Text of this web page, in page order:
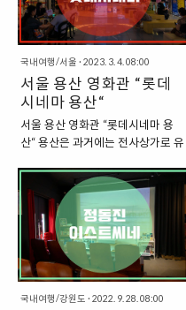
서적 연결에 초점을 맞추고 있으며,
이..
“영화창작공간”을 찾을 수 있기도
한데, 영화창작공간은 감독전, 프로
듀서존, 시나리오 작가존, 프로덕션
오피스 등의 다양한 장소로 나뉜다.
이 중에서 건물 2층에서는 ”감독
존”을 만나볼 수 있다. “상암 첨단산
업센터 : 영화창작공간” 영화창작공
간은 “DMC 첨단미디어센터 C동 2
층에서 찾을 수 있는데, 다양한 세미
나실과 작업 공간으로 이루어져 있
다. 주요 시설은 아래와 같다. 창작
실 (18실) 라운지 대, 소 세미나실
탕비실 감독존에 대한 공식적인 설
명은 아래와 같다. “감독..
국내여행/서울 · 2023. 3. 4. 08:00
서울 용산 영화관 “롯데
시네마 용산“
서울 용산 영화관 “롯데시네마 용
산“ 용산은 과거에는 전사상가로 유
에 악명을 떨친 곳이기도 하다. 소위
”용팔이“라고 불리는 상인들로 인해
서, 필요하지 않은 물건을 강매하기
도 하고, 물건을 비싸게 판매하기도
하면서, 국내 최대의 전자제품 시장
이라는 명성과 더불어 악명을 동시
에 얻은 곳이다. 온라인 상거래의 시
대가 도래하면서, 용산 전자상가는
국내여행/강원도 · 2022. 9. 28. 08:00